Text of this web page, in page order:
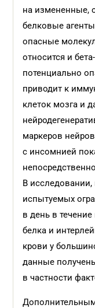
на измененные,
белковые
опасные
относится и
потенциально
приводит к
клеток мозга и
маркеров
с инсомнией
В
испытуемых
в день в
белка и
крови у
данные
в частности